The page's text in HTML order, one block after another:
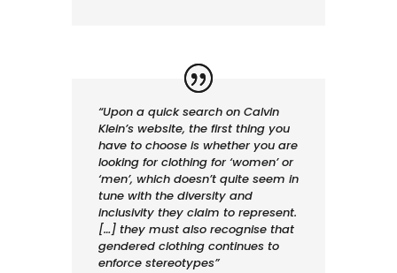
“Upon a quick search on Calvin
Klein’s website, the first thing you
have to choose is whether you are
looking for clothing for ‘women’ or
‘men’, which doesn’t quite seem in
tune with the diversity and
inclusivity they claim to represent.
[…] they must also recognise that
gendered clothing continues to
enforce stereotypes”